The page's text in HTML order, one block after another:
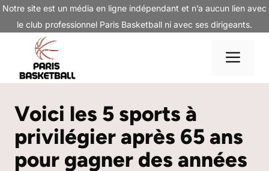
Aller
contenu
Notre site est un média en ligne indépendant et n’a aucun lien avec
le club professionnel Paris Basketball ni avec ses dirigeants.
Voici les 5 sports à
privilégier après 65 ans
pour gagner des années